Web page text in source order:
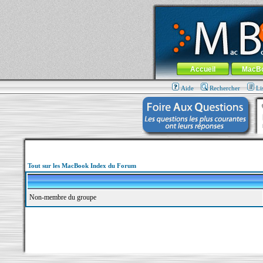
MacBook-fr.com : 100% Apple... 100%
Aller au contenu-Aller au menu
Menu général
Accueil
Aide Rechercher
Tout sur les MacBook Index du Forum
Non-membre du groupe